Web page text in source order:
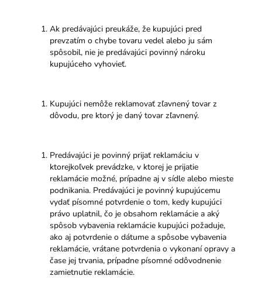
Ak predávajúci preukáže, že kupujúci pred
prevzatím o chybe tovaru vedel alebo ju sám
spôsobil, nie je predávajúci povinný nároku
kupujúceho vyhovieť.
Kupujúci nemôže reklamovať zľavnený tovar z
dôvodu, pre ktorý je daný tovar zľavnený.
Predávajúci je povinný prijať reklamáciu v
ktorejkoľvek prevádzke, v ktorej je prijatie
reklamácie možné, prípadne aj v sídle alebo mieste
podnikania. Predávajúci je povinný kupujúcemu
vydať písomné potvrdenie o tom, kedy kupujúci
právo uplatnil, čo je obsahom reklamácie a aký
spôsob vybavenia reklamácie kupujúci požaduje,
ako aj potvrdenie o dátume a spôsobe vybavenia
reklamácie, vrátane potvrdenia o vykonaní opravy a
čase jej trvania, prípadne písomné odôvodnenie
zamietnutie reklamácie.